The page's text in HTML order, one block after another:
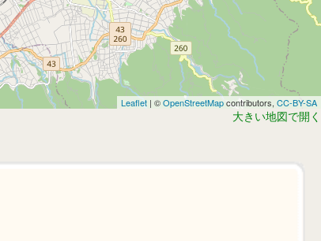
Leaflet | ©OpenStreetMapcontributors, CC-BY-SA
大きい地図で開く